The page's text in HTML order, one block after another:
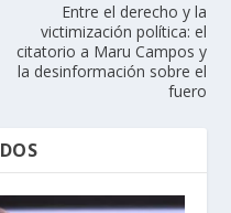
Entre el derecho y la
victimización política: el
citatorio a Maru Campos y
la desinformación sobre el
fuero